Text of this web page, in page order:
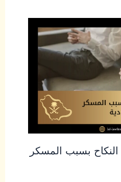
بسبب المسكر